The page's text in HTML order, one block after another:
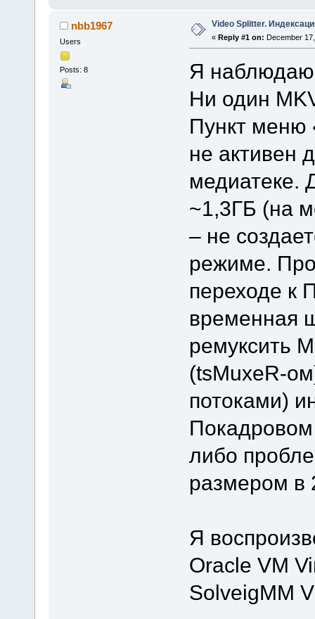
nbb1967
Users
Posts: 8
Video Splitter.
« Reply #1 on: December
Я
Ни один
Пункт меню
не активен
медиатеке.
~1,3ГБ (на
– не
режиме.
переходе к
временная
ремуксить
(tsMuxeR-
потоками)
Покадровом
либо
размером в
Я
Oracle VM
SolveigMM